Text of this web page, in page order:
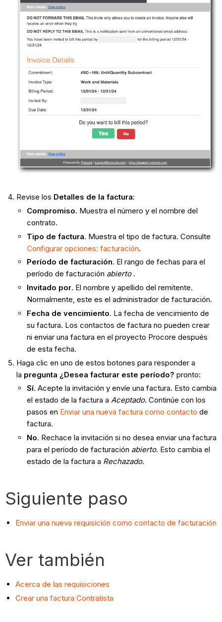
Revise los Detalles de la factura:
Compromiso. Muestra el número y el nombre del
contrato.
Tipo de factura. Muestra el tipo de factura. Consulte
Configurar opciones: facturación.
Período de facturación. El rango de fechas para el
período de facturación abierto.
Invitado por. El nombre y apellido del remitente.
Normalmente, este es el administrador de facturación.
Fecha de vencimiento. La fecha de vencimiento de
su factura. Los contactos de factura no pueden crear
ni enviar una factura en el proyecto Procore después
de esta fecha.
Haga clic en uno de estos botones para responder a
la pregunta ¿Desea facturar este período? pronto:
Sí. Acepte la invitación y envíe una factura. Esto cambia
el estado de la factura a Aceptado. Continúe con los
pasos en Enviar una nueva factura como contacto de
factura.
No. Rechace la invitación si no desea enviar una factura
para el período de facturación abierto. Esto cambia el
estado de la factura a Rechazado.
Siguiente paso
Enviar una nueva requisición como contacto de facturación
Ver también
Acerca de las requisiciones
Crear una factura Contratista